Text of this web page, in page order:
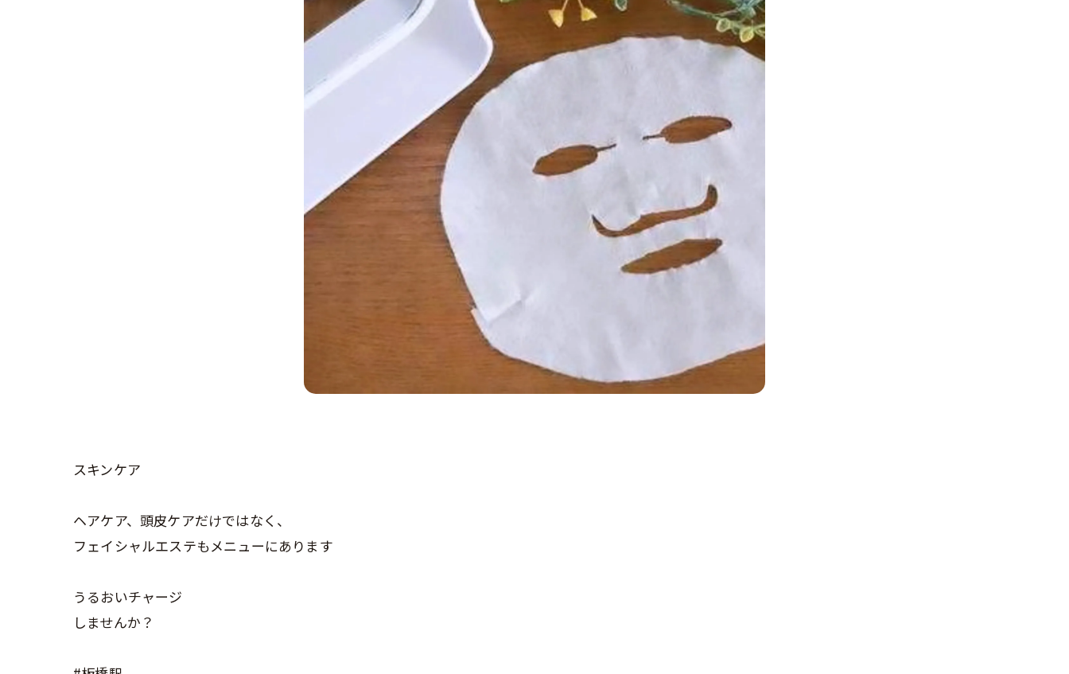
スキンケア
ヘアケア、頭皮ケアだけではなく、
フェイシャルエステもメニューにあります
うるおいチャージ
しませんか？